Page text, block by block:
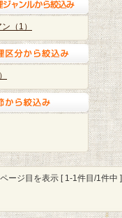
（1）
ージ目を表示 [ 1-1件目/1件中 ]